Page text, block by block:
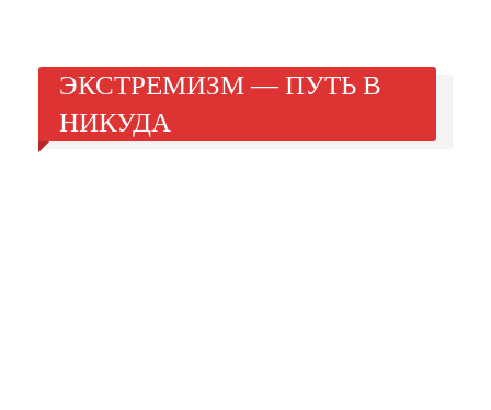
ЭКСТРЕМИЗМ — ПУТЬ В
НИКУДА